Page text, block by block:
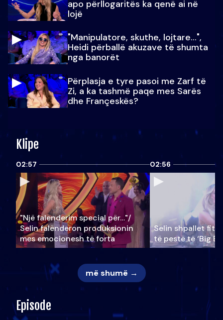
apo përllogaritës ka qenë ai në
lojë
"Manipulatore, skuthe, lojtare...",
Heidi përballë akuzave të shumta
nga banorët
Përplasja e tyre pasoi me Zarf të
Zi, a ka tashmë paqe mes Sarës
dhe Françeskës?
Klipe
02:57
"Një falenderim special për…"/
Selin falënderon produksionin
mes emocionesh të forta
02:56
Selin shpallet
të pestë të ‘Big
më shumë →
Episode